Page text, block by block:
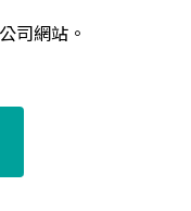
司網站。